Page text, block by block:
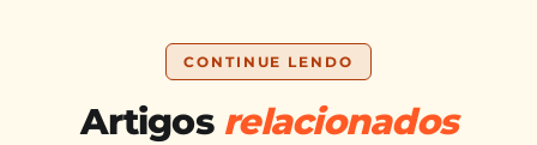
CONTINUE LENDO
Artigos relacionados